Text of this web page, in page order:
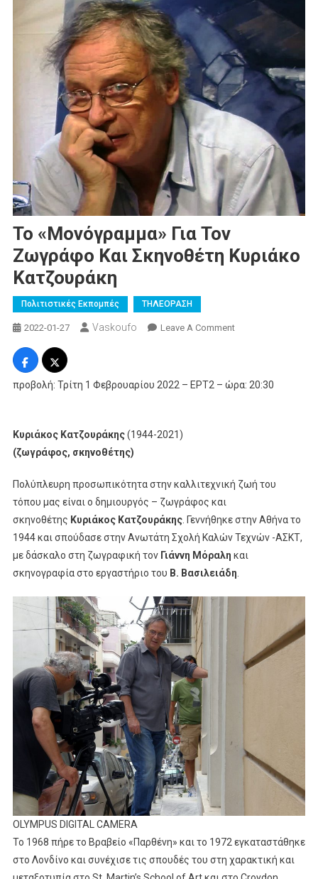
Το «Μονόγραμμα» Για Τον
Ζωγράφο Και Σκηνοθέτη Κυριάκο
Κατζουράκη
Πολιτιστικές Εκπομπές ΤΗΛΕΟΡΑΣΗ
2022-01-27 Vaskoufo Leave A CommentOn
Τον
προβολή: Τρίτη 1 Φεβρουαρίου 2022 – ΕΡΤ2 – ώρα: 20:30
Κυριάκος Κατζουράκης(1944-2021)
(ζωγράφος, σκηνοθέτης)
Πολύπλευρη προσωπικότητα στην καλλιτεχνική ζωή του
τόπου μας είναι ο δημιουργός – ζωγράφος και
σκηνοθέτης Κυριάκος Κατζουράκης. Γεννήθηκε στην Αθήνα το
1944 και σπούδασε στην Ανωτάτη Σχολή Καλών Τεχνών -ΑΣΚΤ,
με δάσκαλο στη ζωγραφική τον Γιάννη Μόραλη και
σκηνογραφία στο εργαστήριο του Β. Βασιλειάδη
OLYMPUS DIGITAL CAMERA
Το 1968 πήρε το Βραβείο «Παρθένη» και το 1972 εγκαταστάθηκε
στο Λονδίνο και συνέχισε τις σπουδές του στη χαρακτική και